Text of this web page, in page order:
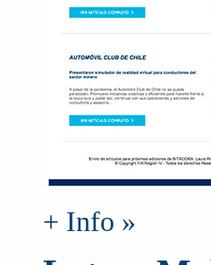
+ Info »